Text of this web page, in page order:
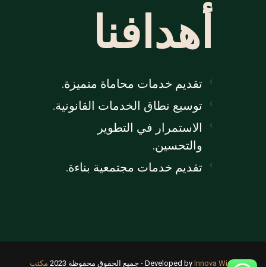
أهدافنا
تقديم خدمات محاماة متميزة.
توسيع نطاق الخدمات القانونية.
الاستمرار في التطوير
والتحسين.
تقديم خدمات مجتمعية بناءة.
Developed by Innova Wide - جميع الحقوق محفوظة 2023 مكتب